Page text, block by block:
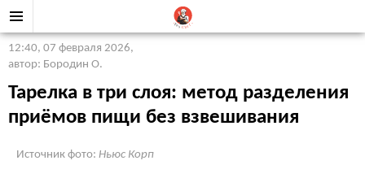
12:40, 07 февраля 2026,
автор: Бородин О.
Тарелка в три слоя: метод разделения
приёмов пищи без взвешивания
Источник фото: Ньюс Корп